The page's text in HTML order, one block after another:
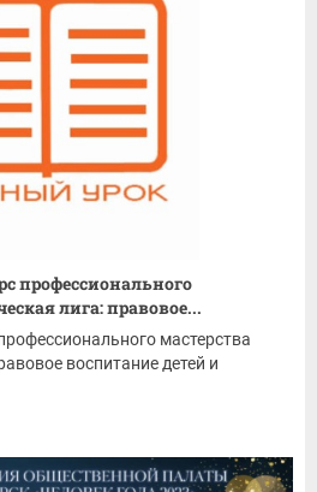
профессионального
лига: правовое...
мастерства
воспитание детей и